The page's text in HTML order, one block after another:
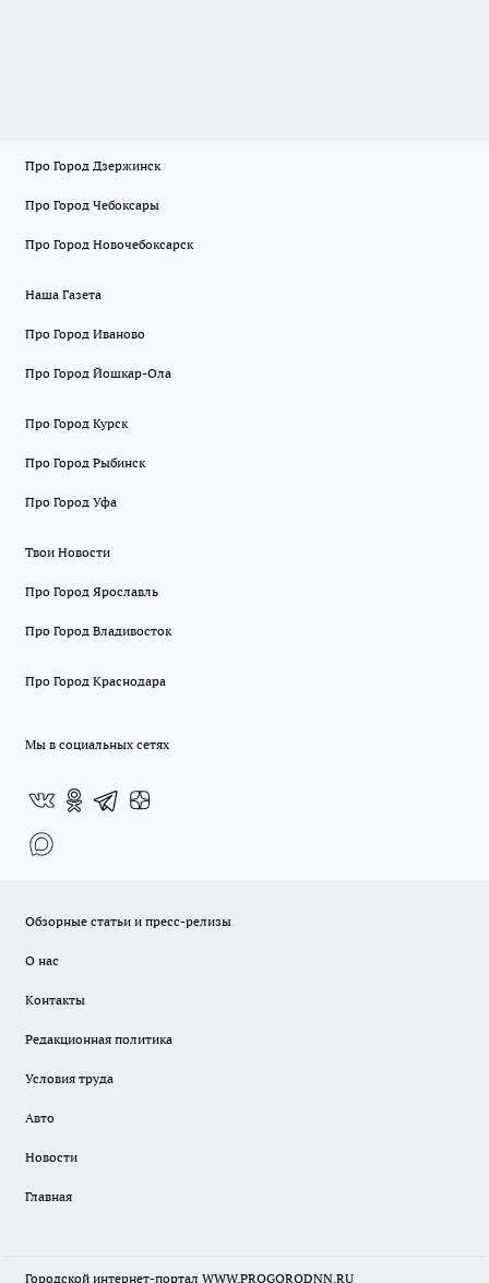
Про Город Дзержинск
Про Город Чебоксары
Про Город Новочебоксарск
Наша Газета
Про Город Иваново
Про Город Йошкар-Ола
Про Город Курск
Про Город Рыбинск
Про Город Уфа
Твои Новости
Про Город Ярославль
Про Город Владивосток
Про Город Краснодара
Мы в социальных сетях
Обзорные статьи и пресс-релизы
О нас
Контакты
Редакционная политика
Условия труда
Авто
Новости
Главная
Городской интернет-портал WWW.PROGORODNN.RU